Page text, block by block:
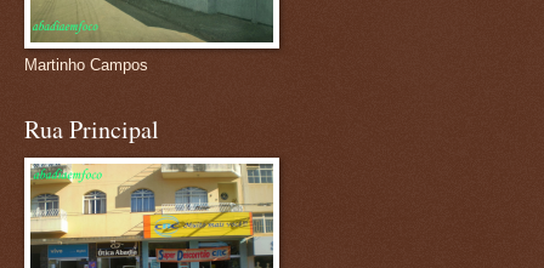
Martinho Campos
Rua Principal